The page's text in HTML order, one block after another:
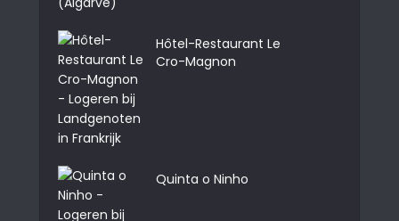
Hôtel-Restaurant Le
Cro-Magnon
Quinta o Ninho